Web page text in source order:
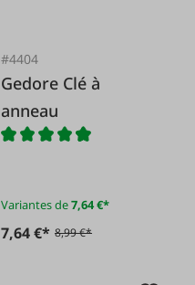
#4404
Gedore Clé à
anneau
Variantes de7,64 €*
7,64 €* 8,99 €*